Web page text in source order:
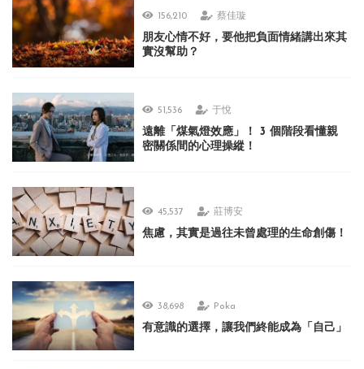
156,210 蔡佳璇
朋友心情不好，要他把負面情緒講出來其
實沒幫助？
51,536 于悅
遠離「煤氣燈效應」！ 3 個階段看懂親
密關係間的心理操縱！
45,537 莊博安
焦慮，其實是過往未曾處理的生命創傷！
38,698 Poka
有意識的選擇，讓我們終能成為「自己」